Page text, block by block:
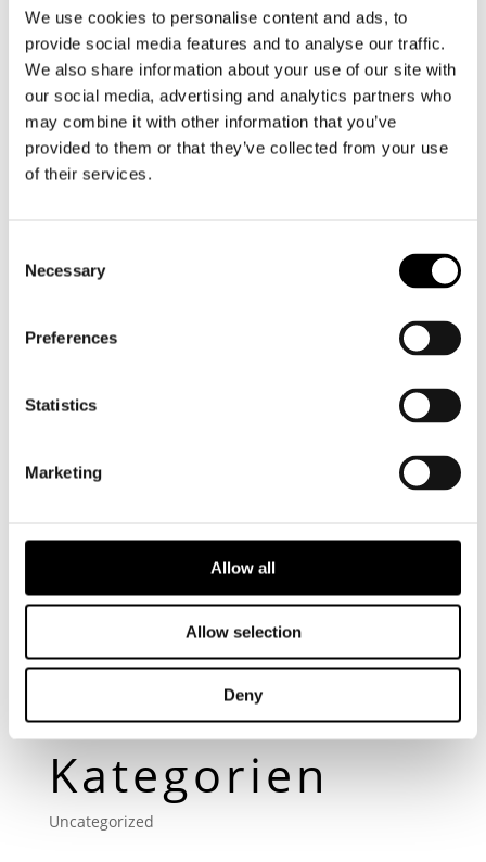
We use cookies to personalise content and ads, to
provide social media features and to analyse our traffic.
We also share information about your use of our site with
our social media, advertising and analytics partners who
may combine it with other information that you’ve
provided to them or that they’ve collected from your use
of their services.
Selection
Necessary
Preferences
Statistics
Marketing
Allow all
Allow selection
Deny
entwickelt, was modern ist und die
Aufgabenbereiche widerspiegelt.
CORPORATE DESIGN
WEBDESIGN
Neueste
Beiträge
Kommentare
Archiv
Kategorien
Uncategorized